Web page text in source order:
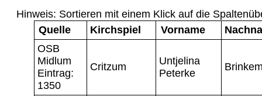
Hinweis: Sortieren mit einem Klick auf die
Quelle
Kirchspiel Vorname
OSB
Midlum
Eintrag:
1350
Critzum
Untjelina
Peterke